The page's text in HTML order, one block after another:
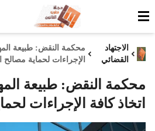
الاجتهاد
القضائي
محكمة النقض: طبيعة
الإجراءات لحماية مصالح
محكمة النقض: طبيعة
اتخاذ كافة الإجراءات